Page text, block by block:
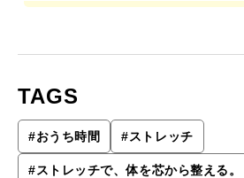
TAGS
#おうち時間 #ストレッチ
#ストレッチで、体を芯から整える。